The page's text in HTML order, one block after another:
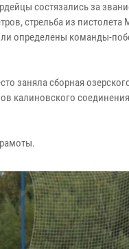
состязались за
стрельба из
определены команды-
заняла сборная
калиновского